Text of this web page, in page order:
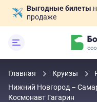
Выгодные билеты
продаже
Главная Круизы
Нижний Новгород –
Космонавт Гагарин